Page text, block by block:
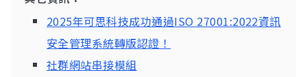
2025年可思科技成功通過ISO 27001:2022資訊
安全管理系統轉版認證！
社群網站串接模組